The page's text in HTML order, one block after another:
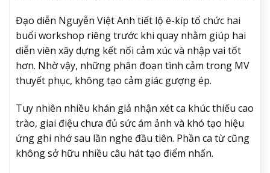
Đạo diễn Nguyễn Việt Anh tiết lộ ê-kíp tổ chức hai
buổi workshop riêng trước khi quay nhằm giúp hai
diễn viên xây dựng kết nối cảm xúc và nhập vai tốt
hơn. Nhờ vậy, những phân đoạn tình cảm trong MV
thuyết phục, không tạo cảm giác gượng ép.
Tuy nhiên nhiều khán giả nhận xét ca khúc thiếu cao
trào, giai điệu chưa đủ sức ám ảnh và khó tạo hiệu
ứng ghi nhớ sau lần nghe đầu tiên. Phần ca từ cũng
không sở hữu nhiều câu hát tạo điểm nhấn.